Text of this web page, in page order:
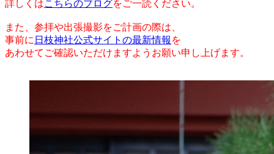
詳しくはこちらのブログをご一読ください。
また、参拝や出張撮影をご計画の際は、
事前に 日枝神社公式サイトの最新情報 を
あわせてご確認いただけますようお願い申し上げます。